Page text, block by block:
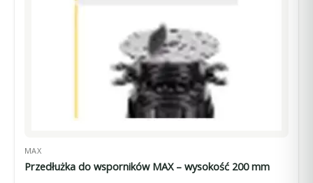
MAX
Przedłużka do wsporników MAX – wysokość 200 mm